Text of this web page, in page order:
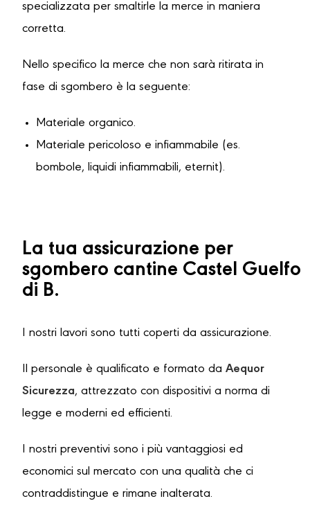
specializzata per smaltirle la merce in maniera
corretta.
Nello specifico la merce che non sarà ritirata in
fase di sgombero è la seguente:
Materiale organico.
Materiale pericoloso e infiammabile (es.
bombole, liquidi infiammabili, eternit).
La tua assicurazione per
sgombero cantine Castel Guelfo
di B.
I nostri lavori sono tutti coperti da assicurazione.
Il personale è qualificato e formato da Aequor
Sicurezza, attrezzato con dispositivi a norma di
legge e moderni ed efficienti.
I nostri preventivi sono i più vantaggiosi ed
economici sul mercato con una qualità che ci
contraddistingue e rimane inalterata.